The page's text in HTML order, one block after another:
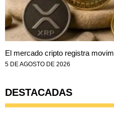
El mercado cripto registra
5 DE AGOSTO DE 2026
DESTACADAS